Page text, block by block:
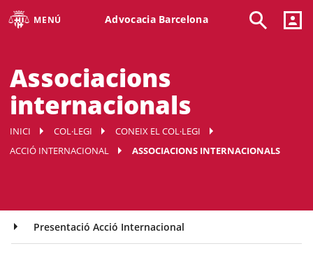
MENÚ Advocacia Barcelona
Associacions
internacionals
INICI COL·LEGI
CONEIX EL COL·LEGI
ACCIÓ INTERNACIONAL
ASSOCIACIONS INTERNACIONALS
Presentació Acció Internacional